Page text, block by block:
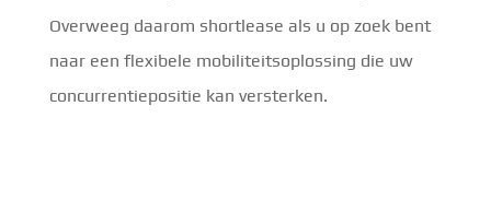
Overweeg daarom shortlease als u op zoek bent
naar een flexibele mobiliteitsoplossing die uw
concurrentiepositie kan versterken.